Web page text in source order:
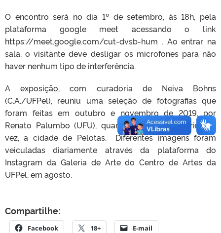
O encontro será no dia 1º de setembro, às 18h, pela
plataforma google meet acessando o link
https://meet.google.com/cut-dvsb-hum . Ao entrar na
sala, o visitante deve desligar os microfones para não
haver nenhum tipo de interferência.
A exposição, com curadoria de Neiva Bohns
(C.A./UFPel), reuniu uma seleção de fotografias que
foram feitas em outubro e novembro de 2019, por
Renato Palumbo (UFU), quando visitou, pela primeira
vez, a cidade de Pelotas. Diferentes imagens foram
veiculadas diariamente através da plataforma do
Instagram da Galeria de Arte do Centro de Artes da
UFPel, em agosto.
Compartilhe:
Facebook 18+ E-mail